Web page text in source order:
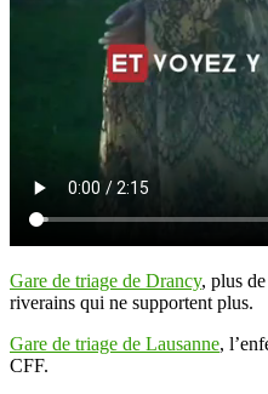
Gare de triage de Drancy, plus
riverains qui ne supportent plus.
Gare de triage de Lausanne,
CFF.